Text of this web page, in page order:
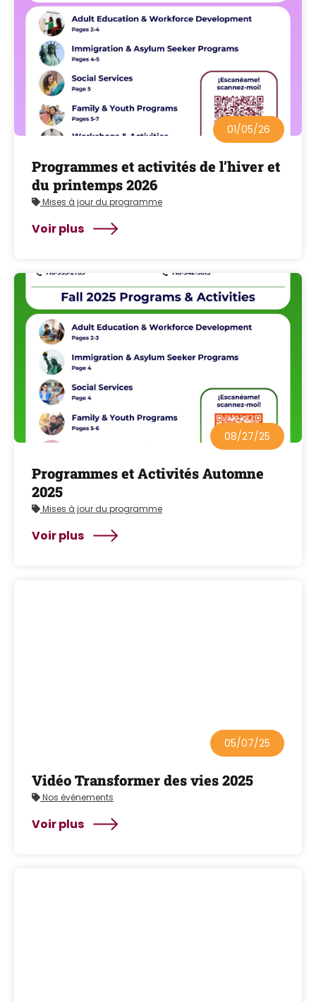
01/05/26
Programmes et activités de l’hiver et
du printemps 2026
Mises à jour du programme
Voir plus
08/27/25
Programmes et Activités Automne
2025
Mises à jour du programme
Voir plus
05/07/25
Vidéo Transformer des vies 2025
Nos événements
Voir plus